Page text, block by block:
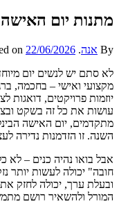
מתנות יום האישה
By אנה.
22/06/2026
לא סתם יש לנשים יום
מקצועי ואישי – בחכמה,
יוזמות פרויקטים, דואגות
עושות את כל זה בשקט
מתקדמים, יום האישה
השנה. זו הזדמנות נדירה
אבל בואו נהיה כנים – לא
חובה" יכולה לעשות יותר
ובעלת ערך, יכולה לחזק
המורל ולהשאיר רושם